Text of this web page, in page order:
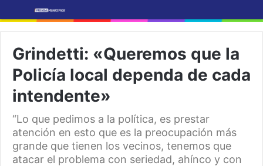
Grindetti: «Queremos que la
Policía local dependa de cada
intendente»
“Lo que pedimos a la política, es prestar
atención en esto que es la preocupación más
grande que tienen los vecinos, tenemos que
atacar el problema con seriedad, ahínco y con